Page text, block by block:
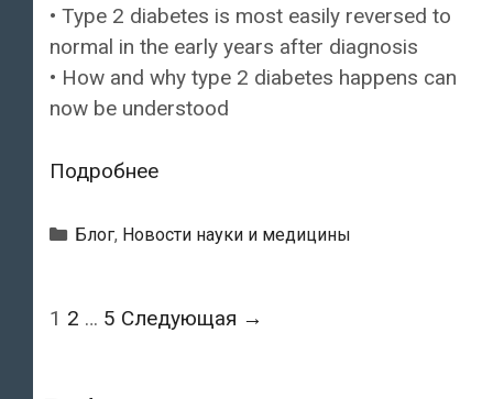
• Type 2 diabetes is most easily reversed to
normal in the early years after diagnosis
• How and why type 2 diabetes happens can
now be understood
ПодробнееProfessor
Taylor:
to
Рубрики
Блог, Новости науки и медицины
Навигация
1 2 … 5 Следующая →